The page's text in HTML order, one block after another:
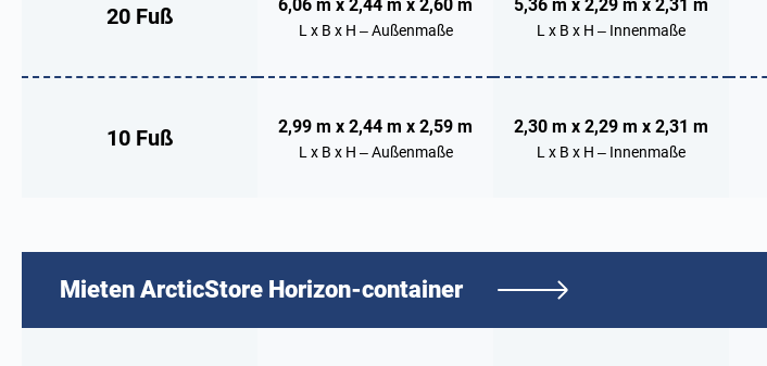
20 Fuß 6,06 m x 2,44 m x 2,60 m
L x B x H – Außenmaße
5,36 m x 2,29 m x 2,31 m
L x B x H – Innenmaße
10 Fuß 2,99 m x 2,44 m x 2,59 m
L x B x H – Außenmaße
2,30 m x 2,29 m x 2,31 m
L x B x H – Innenmaße
Mieten ArcticStore Horizon-container